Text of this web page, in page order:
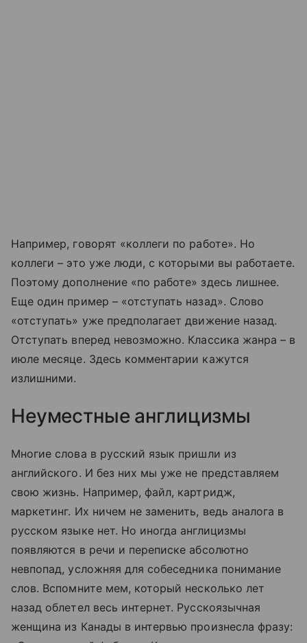
Например, говорят «коллеги по работе». Но
коллеги – это уже люди, с которыми вы работаете.
Поэтому дополнение «по работе» здесь лишнее.
Еще один пример – «отступать назад». Слово
«отступать» уже предполагает движение назад.
Отступать вперед невозможно. Классика жанра – в
июле месяце. Здесь комментарии кажутся
излишними.
Неуместные англицизмы
Многие слова в русский язык пришли из
английского. И без них мы уже не представляем
свою жизнь. Например, файл, картридж,
маркетинг. Их ничем не заменить, ведь аналога в
русском языке нет. Но иногда англицизмы
появляются в речи и переписке абсолютно
невпопад, усложняя для собеседника понимание
слов. Вспомните мем, который несколько лет
назад облетел весь интернет. Русскоязычная
женщина из Канады в интервью произнесла фразу: